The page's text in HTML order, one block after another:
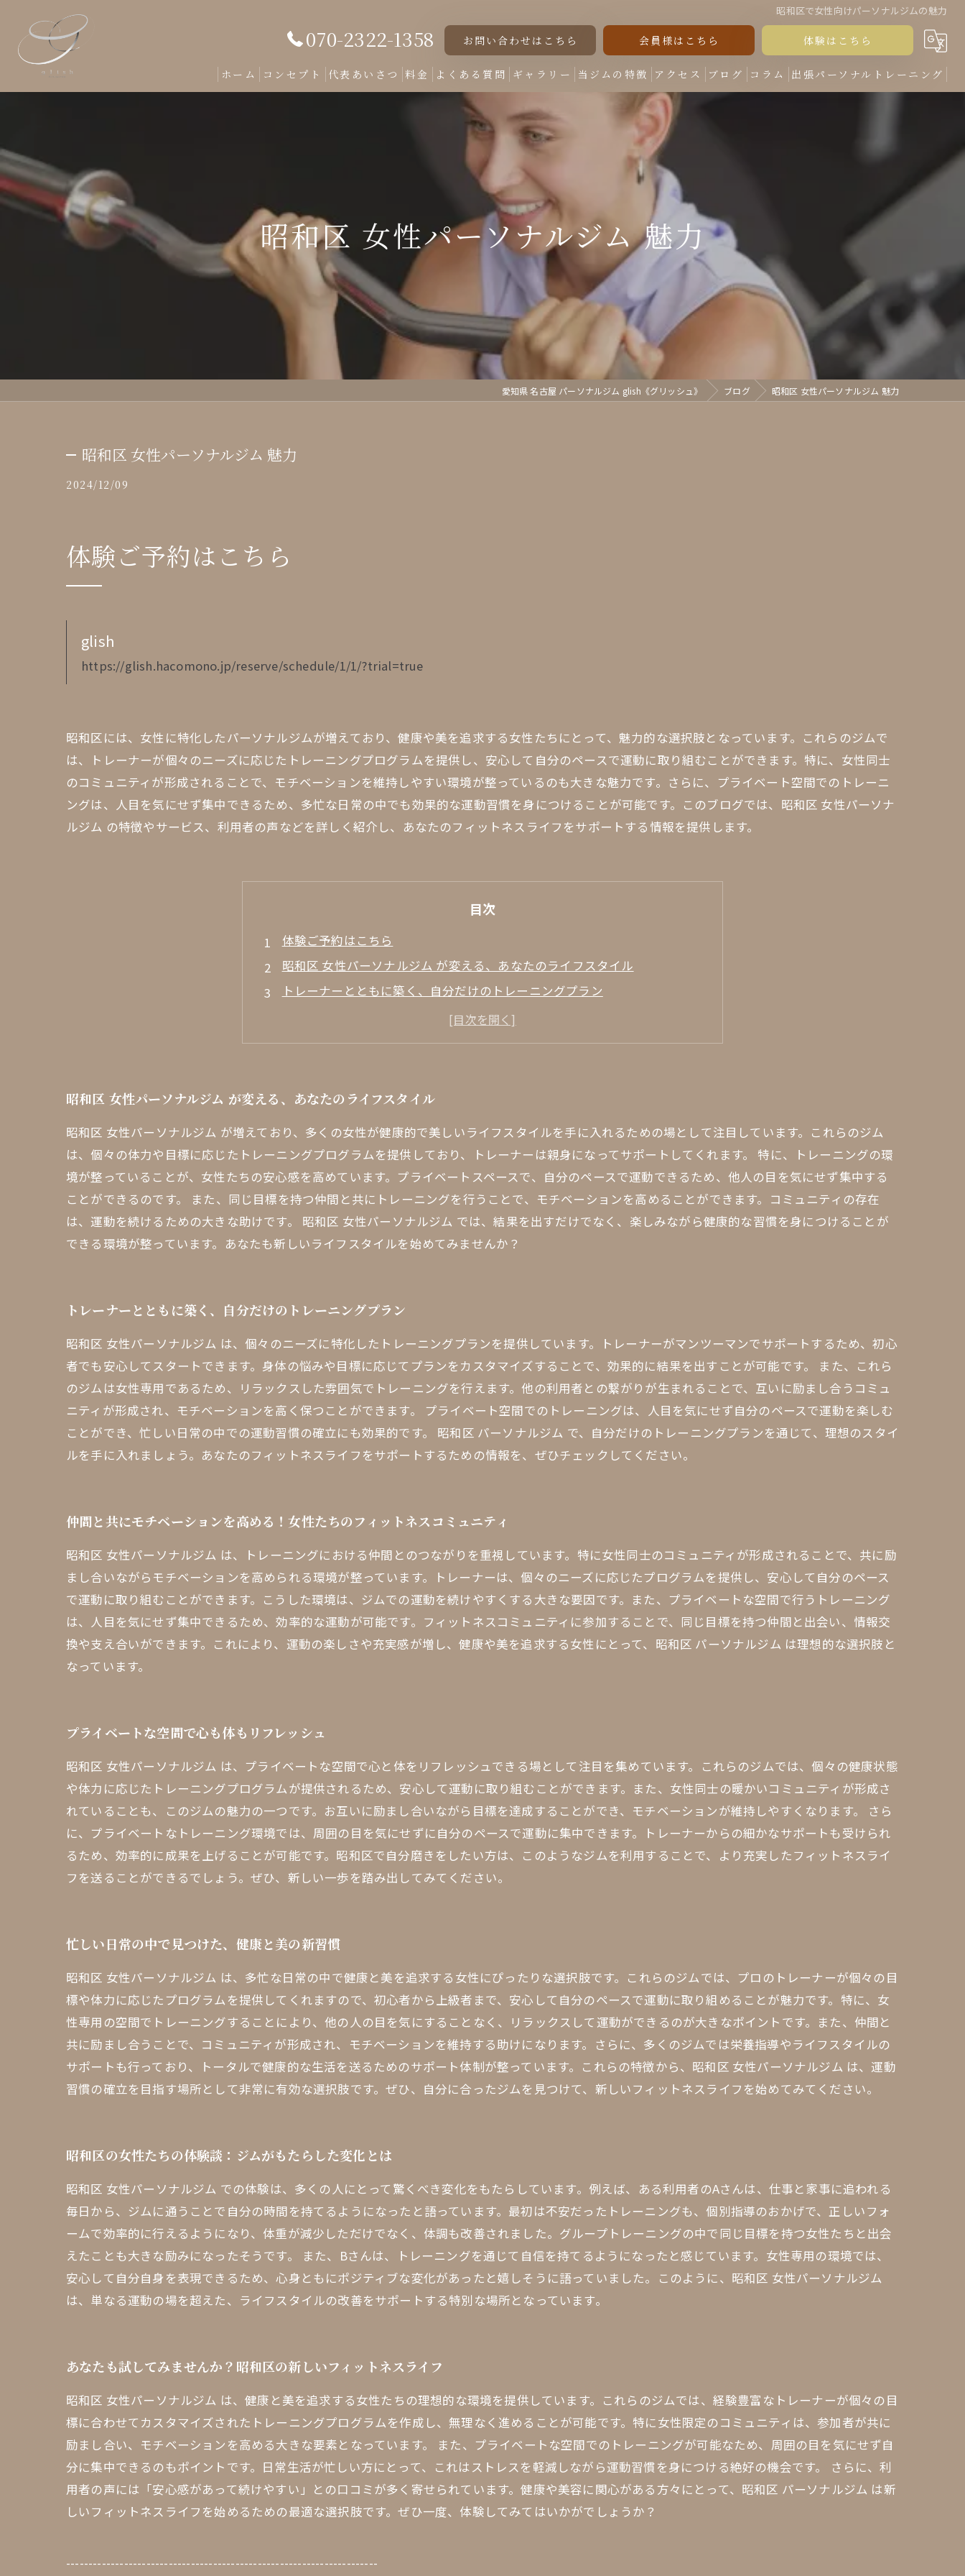
昭和区で女性向けパーソナルジムの魅力
070-2322-1358 お問い合わせはこちら 会員様はこちら 体験はこちら
ホーム コンセプト 代表あいさつ 料金 よくある質問 ギャラリー 当ジムの特徴
女性専用
くびれ
ダイエット
アクセス ブログ コラム 出張パーソナルトレーニング
昭和区 女性パーソナルジム 魅力
愛知県 名古屋 パーソナルジム glish《グリッシュ》 ブログ 昭和区 女性パーソナルジム 魅力
昭和区 女性パーソナルジム 魅力
2024/12/09
体験ご予約はこちら
glish
https://glish.hacomono.jp/reserve/schedule/1/1/?trial=true
昭和区には、女性に特化したパーソナルジムが増えており、健康や美を追求する女性たちにとって、魅力的な選択肢となっています。これらのジムで
は、トレーナーが個々のニーズに応じたトレーニングプログラムを提供し、安心して自分のペースで運動に取り組むことができます。特に、女性同士
のコミュニティが形成されることで、モチベーションを維持しやすい環境が整っているのも大きな魅力です。さらに、プライベート空間でのトレーニ
ングは、人目を気にせず集中できるため、多忙な日常の中でも効果的な運動習慣を身につけることが可能です。このブログでは、昭和区 女性パーソナ
ルジム の特徴やサービス、利用者の声などを詳しく紹介し、あなたのフィットネスライフをサポートする情報を提供します。
目次
体験ご予約はこちら
昭和区 女性パーソナルジム が変える、あなたのライフスタイル
トレーナーとともに築く、自分だけのトレーニングプラン
仲間と共にモチベーションを高める！女性たちのフィットネスコミュニティ
プライベートな空間で心も体もリフレッシュ
昭和区の女性たちの体験談：ジムがもたらした変化とは
昭和区 女性パーソナルジム が変える、あなたのライフスタイル
昭和区 女性パーソナルジム が増えており、多くの女性が健康的で美しいライフスタイルを手に入れるための場として注目しています。これらのジム
は、個々の体力や目標に応じたトレーニングプログラムを提供しており、トレーナーは親身になってサポートしてくれます。 特に、トレーニングの環
境が整っていることが、女性たちの安心感を高めています。プライベートスペースで、自分のペースで運動できるため、他人の目を気にせず集中する
ことができるのです。 また、同じ目標を持つ仲間と共にトレーニングを行うことで、モチベーションを高めることができます。コミュニティの存在
は、運動を続けるための大きな助けです。 昭和区 女性パーソナルジム では、結果を出すだけでなく、楽しみながら健康的な習慣を身につけることが
できる環境が整っています。あなたも新しいライフスタイルを始めてみませんか？
トレーナーとともに築く、自分だけのトレーニングプラン
昭和区 女性パーソナルジム は、個々のニーズに特化したトレーニングプランを提供しています。トレーナーがマンツーマンでサポートするため、初心
者でも安心してスタートできます。身体の悩みや目標に応じてプランをカスタマイズすることで、効果的に結果を出すことが可能です。 また、これら
のジムは女性専用であるため、リラックスした雰囲気でトレーニングを行えます。他の利用者との繋がりが生まれることで、互いに励まし合うコミュ
ニティが形成され、モチベーションを高く保つことができます。 プライベート空間でのトレーニングは、人目を気にせず自分のペースで運動を楽しむ
ことができ、忙しい日常の中での運動習慣の確立にも効果的です。 昭和区 パーソナルジム で、自分だけのトレーニングプランを通じて、理想のスタイ
ルを手に入れましょう。あなたのフィットネスライフをサポートするための情報を、ぜひチェックしてください。
仲間と共にモチベーションを高める！女性たちのフィットネスコミュニティ
昭和区 女性パーソナルジム は、トレーニングにおける仲間とのつながりを重視しています。特に女性同士のコミュニティが形成されることで、共に励
まし合いながらモチベーションを高められる環境が整っています。トレーナーは、個々のニーズに応じたプログラムを提供し、安心して自分のペース
で運動に取り組むことができます。こうした環境は、ジムでの運動を続けやすくする大きな要因です。また、プライベートな空間で行うトレーニング
は、人目を気にせず集中できるため、効率的な運動が可能です。フィットネスコミュニティに参加することで、同じ目標を持つ仲間と出会い、情報交
換や支え合いができます。これにより、運動の楽しさや充実感が増し、健康や美を追求する女性にとって、昭和区 パーソナルジム は理想的な選択肢と
なっています。
プライベートな空間で心も体もリフレッシュ
昭和区 女性パーソナルジム は、プライベートな空間で心と体をリフレッシュできる場として注目を集めています。これらのジムでは、個々の健康状態
や体力に応じたトレーニングプログラムが提供されるため、安心して運動に取り組むことができます。また、女性同士の暖かいコミュニティが形成さ
れていることも、このジムの魅力の一つです。お互いに励まし合いながら目標を達成することができ、モチベーションが維持しやすくなります。 さら
に、プライベートなトレーニング環境では、周囲の目を気にせずに自分のペースで運動に集中できます。トレーナーからの細かなサポートも受けられ
るため、効率的に成果を上げることが可能です。昭和区で自分磨きをしたい方は、このようなジムを利用することで、より充実したフィットネスライ
フを送ることができるでしょう。ぜひ、新しい一歩を踏み出してみてください。
忙しい日常の中で見つけた、健康と美の新習慣
昭和区 女性パーソナルジム は、多忙な日常の中で健康と美を追求する女性にぴったりな選択肢です。これらのジムでは、プロのトレーナーが個々の目
標や体力に応じたプログラムを提供してくれますので、初心者から上級者まで、安心して自分のペースで運動に取り組めることが魅力です。特に、女
性専用の空間でトレーニングすることにより、他の人の目を気にすることなく、リラックスして運動ができるのが大きなポイントです。また、仲間と
共に励まし合うことで、コミュニティが形成され、モチベーションを維持する助けになります。さらに、多くのジムでは栄養指導やライフスタイルの
サポートも行っており、トータルで健康的な生活を送るためのサポート体制が整っています。これらの特徴から、昭和区 女性パーソナルジム は、運動
習慣の確立を目指す場所として非常に有効な選択肢です。ぜひ、自分に合ったジムを見つけて、新しいフィットネスライフを始めてみてください。
昭和区の女性たちの体験談：ジムがもたらした変化とは
昭和区 女性パーソナルジム での体験は、多くの人にとって驚くべき変化をもたらしています。例えば、ある利用者のAさんは、仕事と家事に追われる
毎日から、ジムに通うことで自分の時間を持てるようになったと語っています。最初は不安だったトレーニングも、個別指導のおかげで、正しいフォ
ームで効率的に行えるようになり、体重が減少しただけでなく、体調も改善されました。グループトレーニングの中で同じ目標を持つ女性たちと出会
えたことも大きな励みになったそうです。 また、Bさんは、トレーニングを通じて自信を持てるようになったと感じています。女性専用の環境では、
安心して自分自身を表現できるため、心身ともにポジティブな変化があったと嬉しそうに語っていました。このように、昭和区 女性パーソナルジム
は、単なる運動の場を超えた、ライフスタイルの改善をサポートする特別な場所となっています。
あなたも試してみませんか？昭和区の新しいフィットネスライフ
昭和区 女性パーソナルジム は、健康と美を追求する女性たちの理想的な環境を提供しています。これらのジムでは、経験豊富なトレーナーが個々の目
標に合わせてカスタマイズされたトレーニングプログラムを作成し、無理なく進めることが可能です。特に女性限定のコミュニティは、参加者が共に
励まし合い、モチベーションを高める大きな要素となっています。 また、プライベートな空間でのトレーニングが可能なため、周囲の目を気にせず自
分に集中できるのもポイントです。日常生活が忙しい方にとって、これはストレスを軽減しながら運動習慣を身につける絶好の機会です。 さらに、利
用者の声には「安心感があって続けやすい」との口コミが多く寄せられています。健康や美容に関心がある方々にとって、昭和区 パーソナルジム は新
しいフィットネスライフを始めるための最適な選択肢です。ぜひ一度、体験してみてはいかがでしょうか？
----------------------------------------------------------------------